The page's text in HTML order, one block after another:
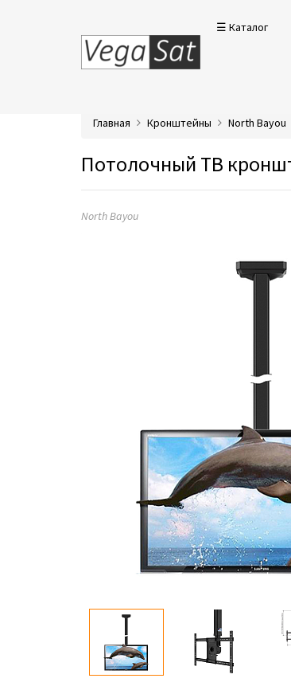
☰ Каталог
Главная Кронштейны North Bayou
Потолочный ТВ
North Bayou